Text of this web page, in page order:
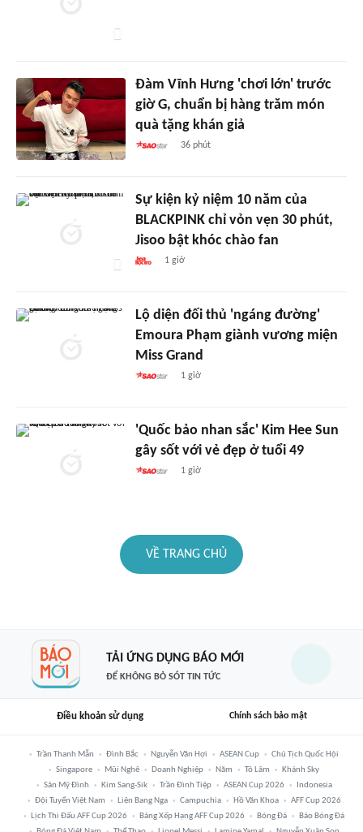
Đàm Vĩnh Hưng 'chơi lớn' trước
giờ G, chuẩn bị hàng trăm món
quà tặng khán giả
36 phút
Sự kiện kỷ niệm 10 năm của
BLACKPINK chỉ vỏn vẹn 30 phút,
Jisoo bật khóc chào fan
1 giờ
Lộ diện đối thủ 'ngáng đường'
Emoura Phạm giành vương miện
Miss Grand
1 giờ
'Quốc bảo nhan sắc' Kim Hee Sun
gây sốt với vẻ đẹp ở tuổi 49
1 giờ
VỀ TRANG CHỦ
TẢI ỨNG DỤNG BÁO MỚI
ĐỂ KHÔNG BỎ SÓT TIN TỨC
Điều khoản sử dụng Chính sách bảo mật
Trần Thanh Mẫn Đình Bắc Nguyễn Văn Hợi ASEAN Cup
Chủ Tịch Quốc Hội
Singapore
Mũi Nghê Doanh Nghiệp Năm Tô Lâm
Khánh Sky
Sân Mỹ Đình
Kim Sang-Sik Trần Đình Tiệp ASEAN Cup 2026
Indonesia
Đội Tuyển Việt Nam
Liên Bang Nga Campuchia Hồ Văn Khoa
AFF Cup 2026
Lịch Thi Đấu AFF Cup 2026
Bảng Xếp Hạng AFF Cup 2026 Bóng Đá
Báo Bóng Đá